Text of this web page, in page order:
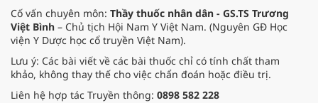
Cố vấn chuyên môn: Thầy thuốc nhân dân - GS.TS Trương
Việt Bình – Chủ tịch Hội Nam Y Việt Nam. (Nguyên GĐ Học
viện Y Dược học cổ truyền Việt Nam).
Lưu ý: Các bài viết về các bài thuốc chỉ có tính chất tham
khảo, không thay thế cho việc chẩn đoán hoặc điều trị.
Liên hệ hợp tác Truyền thông: 0898 582 228